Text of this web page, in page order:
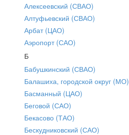
Алексеевский (СВАО)
Алтуфьевский (СВАО)
Арбат (ЦАО)
Аэропорт (САО)
Б
Бабушкинский (СВАО)
Балашиха, городской округ (МО)
Басманный (ЦАО)
Беговой (САО)
Бекасово (ТАО)
Бескудниковский (САО)